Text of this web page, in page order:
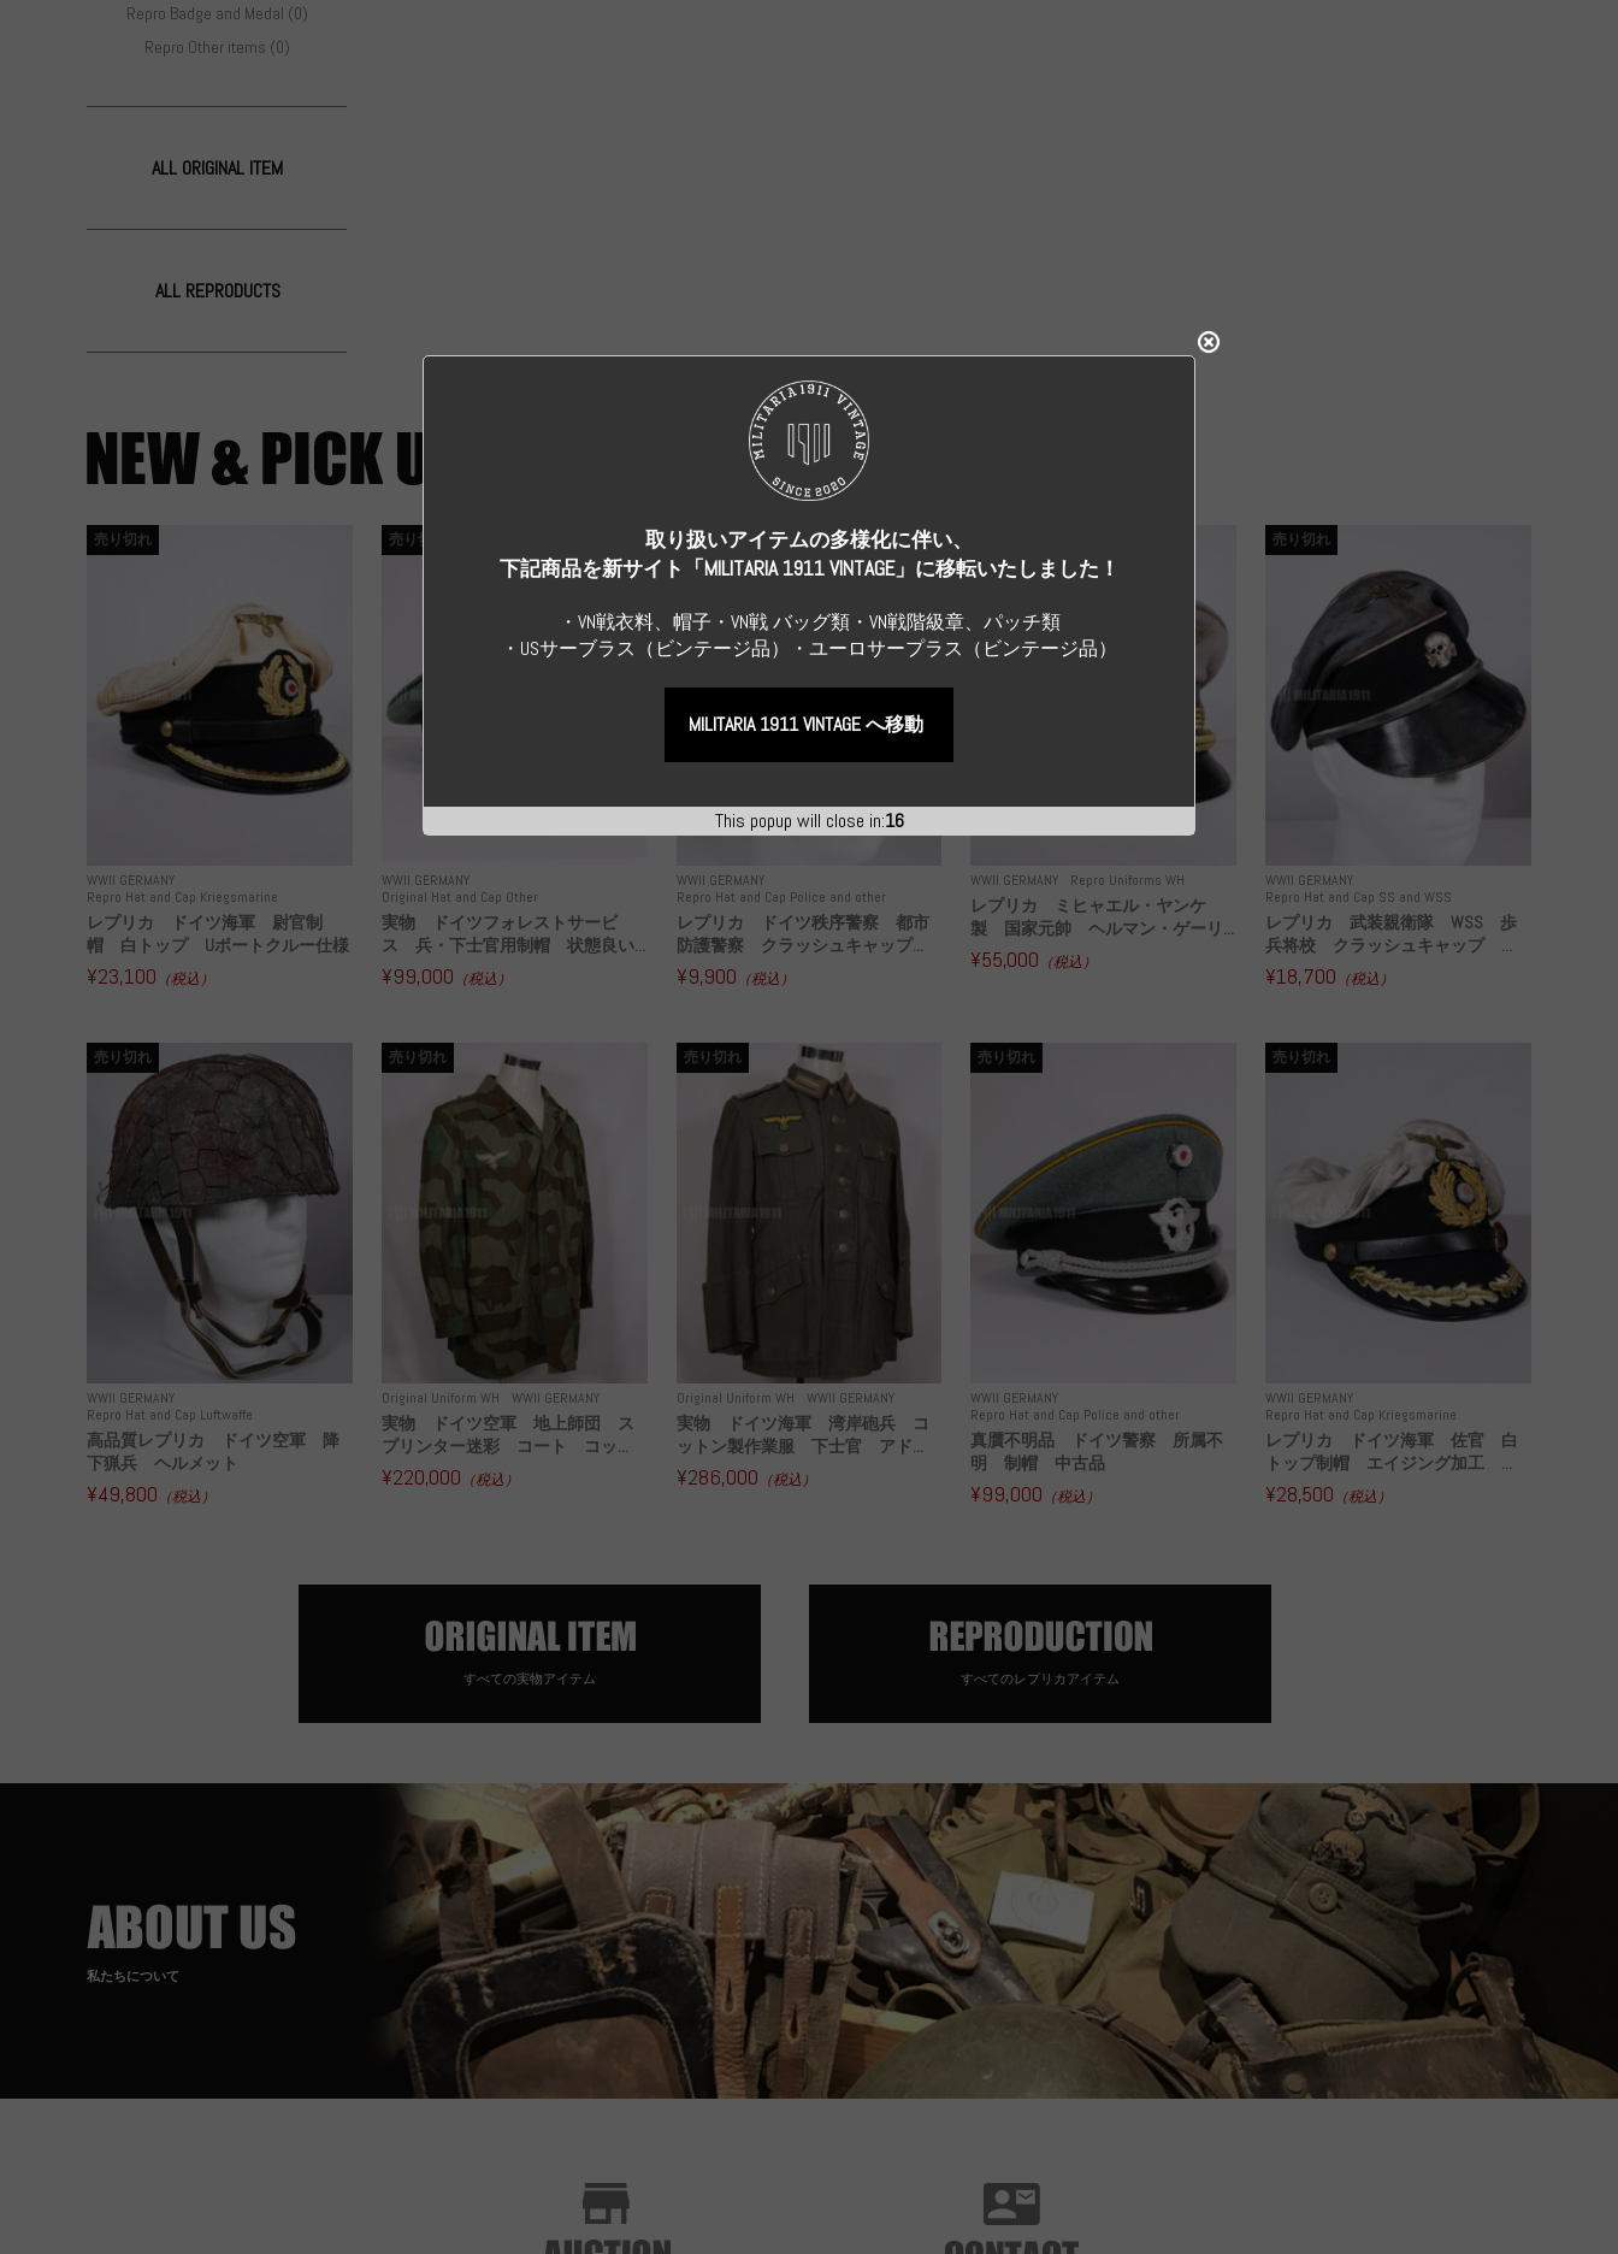
Repro Badge and Medal (0)
Repro Other items (0)
ALL ORIGINAL ITEM
ALL REPRODUCTS
WWII GERMANY
Repro Hat and Cap Kriegsmarine
売り切れ
レプリカ ドイツ海軍 尉官制
帽 白トップ Uボートクルー仕様
¥23,100 （税込）
WWII GERMANY
Original Hat and Cap Other
売り切れ
実物 ドイツフォレストサービ
ス 兵・下士官用制帽 状態良い...
¥99,000 （税込）
WWII GERMANY
Repro Hat and Cap Police and other
売り切れ
レプリカ ドイツ秩序警察 都市
防護警察 クラッシュキャップ...
¥9,900 （税込）
WWII GERMANY Repro Uniforms WH
レプリカ ミヒャエル・ヤンケ
製 国家元帥 ヘルマン・ゲーリ...
¥55,000 （税込）
WWII GERMANY
Repro Hat and Cap SS and WSS
売り切れ
レプリカ 武装親衛隊 WSS 歩
兵将校 クラッシュキャップ ...
¥18,700 （税込）
WWII GERMANY
Repro Hat and Cap Luftwaffe
売り切れ
高品質レプリカ ドイツ空軍 降
下猟兵 ヘルメット
¥49,800 （税込）
Original Uniform WH WWII GERMANY
売り切れ
実物 ドイツ空軍 地上師団 ス
プリンター迷彩 コート コッ...
¥220,000 （税込）
Original Uniform WH WWII GERMANY
売り切れ
実物 ドイツ海軍 湾岸砲兵 コ
ットン製作業服 下士官 アド...
¥286,000 （税込）
WWII GERMANY
Repro Hat and Cap Police and other
売り切れ
真贋不明品 ドイツ警察 所属不
明 制帽 中古品
¥99,000 （税込）
WWII GERMANY
Repro Hat and Cap Kriegsmarine
売り切れ
レプリカ ドイツ海軍 佐官 白
トップ制帽 エイジング加工 ...
¥28,500 （税込）
すべての実物アイテム すべてのレプリカアイテム
私たちについて
This popup will close in:15
取り扱いアイテムの多様化に伴い、
下記商品を新サイト「MILITARIA 1911 VINTAGE」に移転いたしました！
・VN戦衣料、帽子・VN戦 バッグ類・VN戦階級章、パッチ類
・USサーブラス（ビンテージ品）・ユーロサープラス（ビンテージ品）
MILITARIA 1911 VINTAGE へ移動